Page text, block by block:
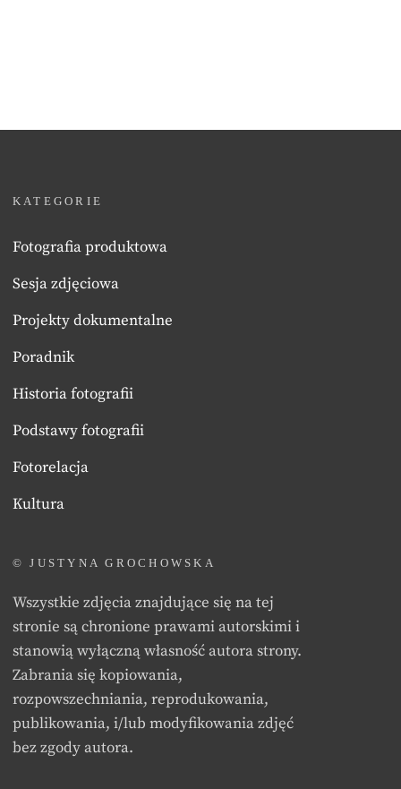
KATEGORIE
Fotografia produktowa
Sesja zdjęciowa
Projekty dokumentalne
Poradnik
Historia fotografii
Podstawy fotografii
Fotorelacja
Kultura
© JUSTYNA GROCHOWSKA
Wszystkie zdjęcia znajdujące się na tej
stronie są chronione prawami autorskimi i
stanowią wyłączną własność autora strony.
Zabrania się kopiowania,
rozpowszechniania, reprodukowania,
publikowania, i/lub modyfikowania zdjęć
bez zgody autora.